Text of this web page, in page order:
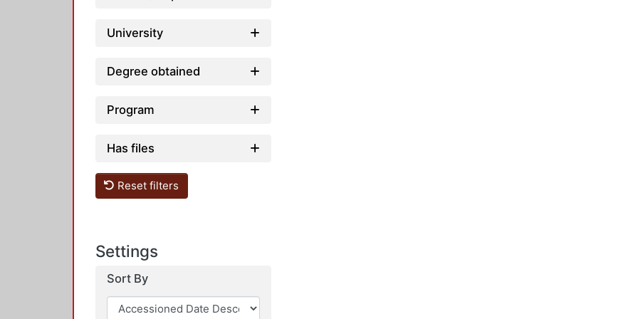
University
Degree obtained
Program
Has files
Reset filters
Settings
Sort By